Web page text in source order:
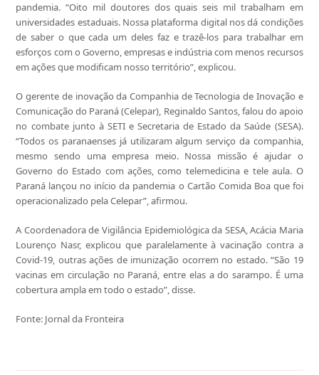
pandemia. “Oito mil doutores dos quais seis mil trabalham em
universidades estaduais. Nossa plataforma digital nos dá condições
de saber o que cada um deles faz e trazê-los para trabalhar em
esforços com o Governo, empresas e indústria com menos recursos
em ações que modificam nosso território”, explicou.
O gerente de inovação da Companhia de Tecnologia de Inovação e
Comunicação do Paraná (Celepar), Reginaldo Santos, falou do apoio
no combate junto à SETI e Secretaria de Estado da Saúde (SESA).
“Todos os paranaenses já utilizaram algum serviço da companhia,
mesmo sendo uma empresa meio. Nossa missão é ajudar o
Governo do Estado com ações, como telemedicina e tele aula. O
Paraná lançou no início da pandemia o Cartão Comida Boa que foi
operacionalizado pela Celepar”, afirmou.
A Coordenadora de Vigilância Epidemiológica da SESA, Acácia Maria
Lourenço Nasr, explicou que paralelamente à vacinação contra a
Covid-19, outras ações de imunização ocorrem no estado. “São 19
vacinas em circulação no Paraná, entre elas a do sarampo. É uma
cobertura ampla em todo o estado”, disse.
Fonte: Jornal da Fronteira